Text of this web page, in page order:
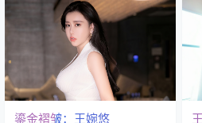
鎏金褶皱：王婉悠